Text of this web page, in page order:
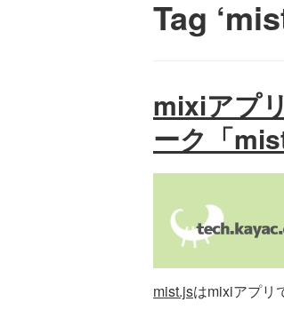
Tag
mixiアプ
ーク「
mist.jsはmixiアプリ